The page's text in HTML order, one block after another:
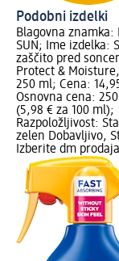
Podobni izdelki
Blagovna znamka:
SUN; Ime izdelka:
zaščito pred
Protect &
250 ml; Cena:
Osnovna cena:
(5,98 € za 100 ml);
Razpoložljivost:
zelen Dobavljivo,
Izberite dm